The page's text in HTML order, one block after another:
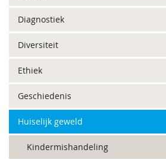
Diagnostiek
Diversiteit
Ethiek
Geschiedenis
Huiselijk geweld
Kindermishandeling